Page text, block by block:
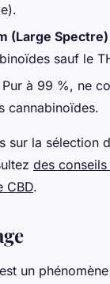
(Large Spectre)
sauf le
Pur à 99 %, ne
cannabinoïdes.
sur la sélection
des
CBD.
est un